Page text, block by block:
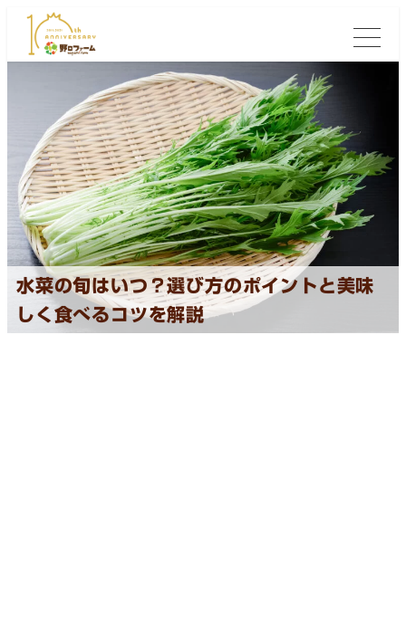
水菜の旬はいつ？選び方のポイントと美味
しく食べるコツを解説